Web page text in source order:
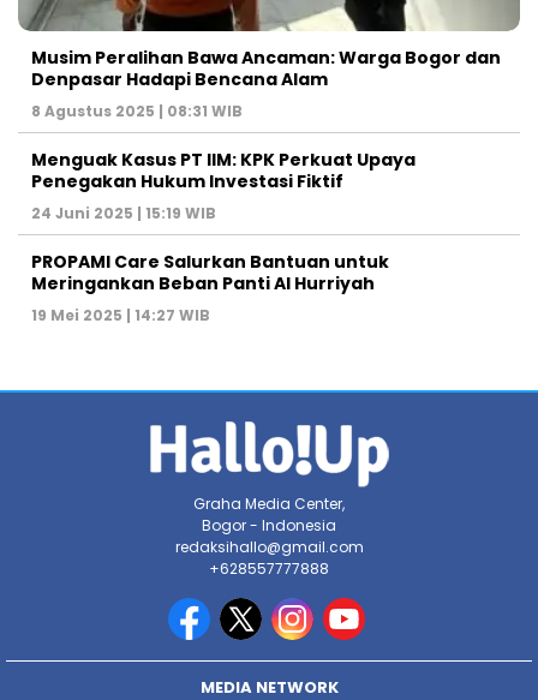
Musim Peralihan Bawa Ancaman: Warga Bogor dan
Denpasar Hadapi Bencana Alam
8 Agustus 2025 | 08:31 WIB
Menguak Kasus PT IIM: KPK Perkuat Upaya
Penegakan Hukum Investasi Fiktif
24 Juni 2025 | 15:19 WIB
PROPAMI Care Salurkan Bantuan untuk
Meringankan Beban Panti Al Hurriyah
19 Mei 2025 | 14:27 WIB
Graha Media Center,
Bogor - Indonesia
redaksihallo@gmail.com
+628557777888
MEDIA NETWORK